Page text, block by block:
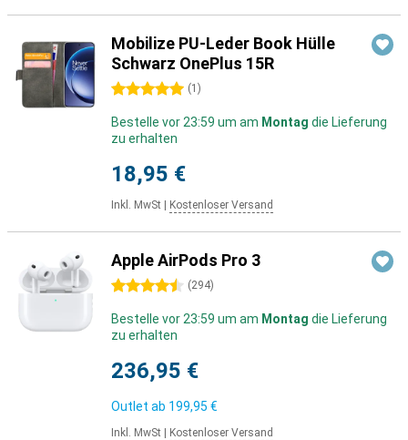
Mobilize PU-Leder Book Hülle
Schwarz OnePlus 15R
5 Sterne (1 )
Bestelle vor 23:59 um am Montag die Lieferung
zu erhalten
18,95 €
Inkl. MwSt Kostenloser Versand
Apple AirPods Pro 3
4.5 Sterne (294)
Bestelle vor 23:59 um am Montag die Lieferung
zu erhalten
236,95 €
Outlet ab 199,95 €
Inkl. MwSt Kostenloser Versand